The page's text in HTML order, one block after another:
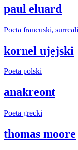
paul eluard
Poeta francuski,
kornel ujejski
Poeta polski
anakreont
Poeta grecki
thomas moore